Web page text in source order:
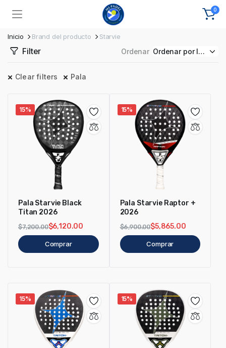
0
Inicio Brand del producto Starvie
Filter Ordenar
Clear filters Pala
15%
Pala Starvie Black
Titan 2026
$7,200.00$6,120.00
Comprar
15%
Pala Starvie Raptor +
2026
$6,900.00$5,865.00
Comprar
15% 15%